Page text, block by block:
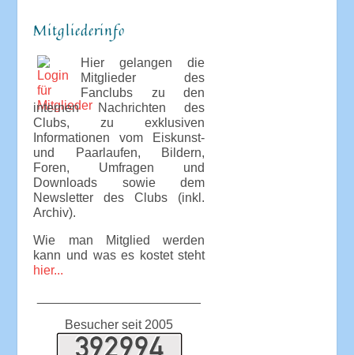
Mitgliederinfo
Hier gelangen die
Mitglieder des
Fanclubs zu den
internen Nachrichten des
Clubs, zu exklusiven
Informationen vom Eiskunst-
und Paarlaufen, Bildern,
Foren, Umfragen und
Downloads sowie dem
Newsletter des Clubs (inkl.
Archiv).
Wie man Mitglied werden
kann und was es kostet steht
hier...
Besucher seit 2005